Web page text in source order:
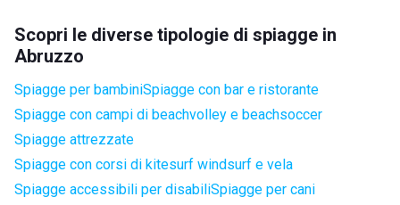
Scopri le diverse tipologie di spiagge in
Abruzzo
Spiagge per bambiniSpiagge con bar e ristorante
Spiagge con campi di beachvolley e beachsoccer
Spiagge attrezzate
Spiagge con corsi di kitesurf windsurf e vela
Spiagge accessibili per disabiliSpiagge per cani